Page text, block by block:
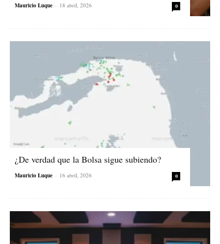
Mauricio Luque - 18 abril, 2026 0
¿De verdad que la Bolsa sigue subiendo?
Mauricio Luque - 16 abril, 2026 0